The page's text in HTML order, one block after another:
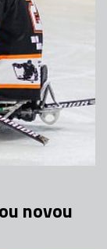
novou